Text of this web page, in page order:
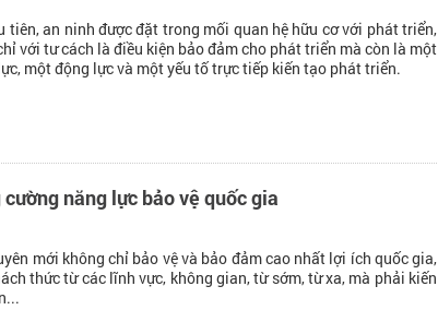
tiên, an ninh được đặt trong mối quan hệ hữu cơ với phát triển,
với tư cách là điều kiện bảo đảm cho phát triển mà còn là một
một động lực và một yếu tố trực tiếp kiến tạo phát triển.
năng lực bảo vệ quốc gia
mới không chỉ bảo vệ và bảo đảm cao nhất lợi ích quốc gia,
thức từ các lĩnh vực, không gian, từ sớm, từ xa, mà phải kiến